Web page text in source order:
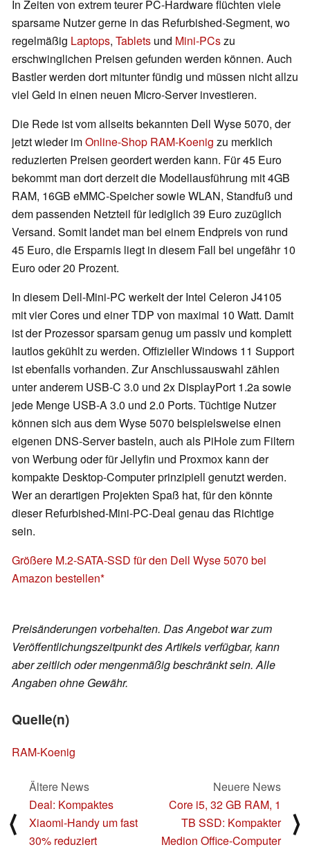
In Zeiten von extrem teurer PC-Hardware flüchten viele
sparsame Nutzer gerne in das Refurbished-Segment, wo
regelmäßig Laptops, Tablets und Mini-PCszu
erschwinglichen Preisen gefunden werden können. Auch
Bastler werden dort mitunter fündig und müssen nicht allzu
viel Geld in einen neuen Micro-Server investieren.
Die Rede ist vom allseits bekannten Dell Wyse 5070, der
jetzt wieder imOnline-Shop RAM-Koenig zu merklich
reduzierten Preisen geordert werden kann. Für 45 Euro
bekommt man dort derzeit die Modellausführung mit 4GB
RAM, 16GB eMMC-Speicher sowie WLAN, Standfuß und
dem passenden Netzteil für lediglich 39 Euro zuzüglich
Versand. Somit landet man bei einem Endpreis von rund
45 Euro, die Ersparnis liegt in diesem Fall bei ungefähr 10
Euro oder 20 Prozent.
In diesem Dell-Mini-PC werkelt der Intel Celeron J4105
mit vier Cores und einer TDP von maximal 10 Watt. Damit
ist der Prozessor sparsam genug um passiv und komplett
lautlos gekühlt zu werden. Offizieller Windows 11 Support
ist ebenfalls vorhanden. Zur Anschlussauswahl zählen
unter anderem USB-C 3.0 und 2x DisplayPort 1.2a sowie
jede Menge USB-A 3.0 und 2.0 Ports. Tüchtige Nutzer
können sich aus dem Wyse 5070 beispielsweise einen
eigenen DNS-Server basteln, auch als PiHole zum Filtern
von Werbung oder für Jellyfin und Proxmox kann der
kompakte Desktop-Computer prinzipiell genutzt werden.
Wer an derartigen Projekten Spaß hat, für den könnte
dieser Refurbished-Mini-PC-Deal genau das Richtige
sein.
Größere M.2-SATA-SSD für den Dell Wyse 5070 bei
Amazon bestellen
Preisänderungen vorbehalten. Das Angebot war zum
Veröffentlichungszeitpunkt des Artikels verfügbar, kann
aber zeitlich oder mengenmäßig beschränkt sein. Alle
Angaben ohne Gewähr.
Quelle(n)
RAM-Koenig
⟨
Ältere News
Deal: Kompaktes
Xiaomi-Handy um fast
30% reduziert
Neuere News
Core i5, 32 GB RAM, 1
TB SSD: Kompakter
Medion Office-Computer
⟩